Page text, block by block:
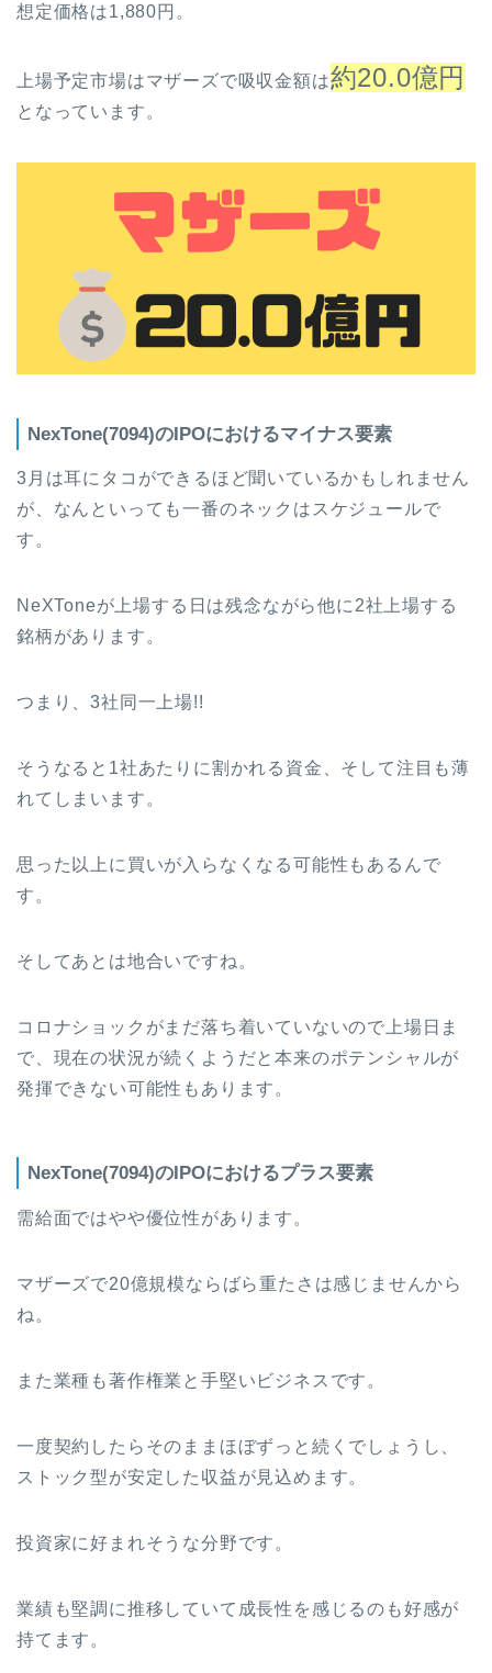
想定価格は1,880円。
上場予定市場はマザーズで吸収金額は約20.0億円
となっています。
NexTone(7094)のIPOにおけるマイナス要素
3月は耳にタコができるほど聞いているかもしれません
が、なんといっても一番のネックはスケジュールで
す。
NeXToneが上場する日は残念ながら他に2社上場する
銘柄があります。
つまり、3社同一上場!!
そうなると1社あたりに割かれる資金、そして注目も薄
れてしまいます。
思った以上に買いが入らなくなる可能性もあるんで
す。
そしてあとは地合いですね。
コロナショックがまだ落ち着いていないので上場日ま
で、現在の状況が続くようだと本来のポテンシャルが
発揮できない可能性もあります。
NexTone(7094)のIPOにおけるプラス要素
需給面ではやや優位性があります。
マザーズで20億規模ならばら重たさは感じませんから
ね。
また業種も著作権業と手堅いビジネスです。
一度契約したらそのままほぼずっと続くでしょうし、
ストック型が安定した収益が見込めます。
投資家に好まれそうな分野です。
業績も堅調に推移していて成長性を感じるのも好感が
持てます。